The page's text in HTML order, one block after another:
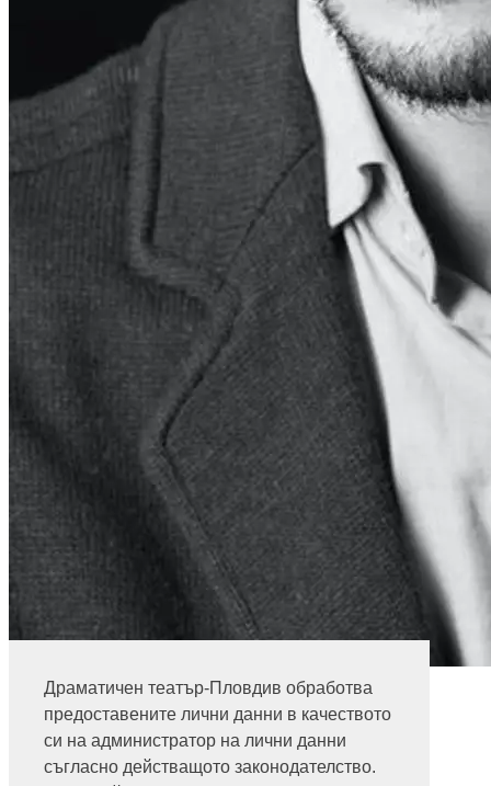
Драматичен театър-Пловдив обработва
предоставените лични данни в качеството
си на администратор на лични данни
съгласно действащото законодателство.
Тодор Дърлянов
Информация за билети
032 271 271